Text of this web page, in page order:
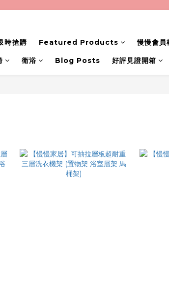
時搶購 Featured Products 慢慢會員
衛浴 Blog Posts 好評見證開箱